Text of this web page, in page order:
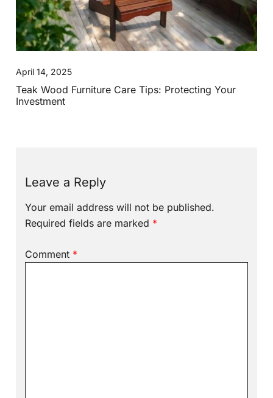
April 14, 2025
Teak Wood Furniture Care Tips: Protecting Your
Investment
Leave a Reply
Your email address will not be published.
Required fields are marked *
Comment *